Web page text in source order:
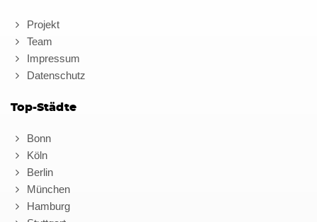
Projekt
Team
Impressum
Datenschutz
Top-Städte
Bonn
Köln
Berlin
München
Hamburg